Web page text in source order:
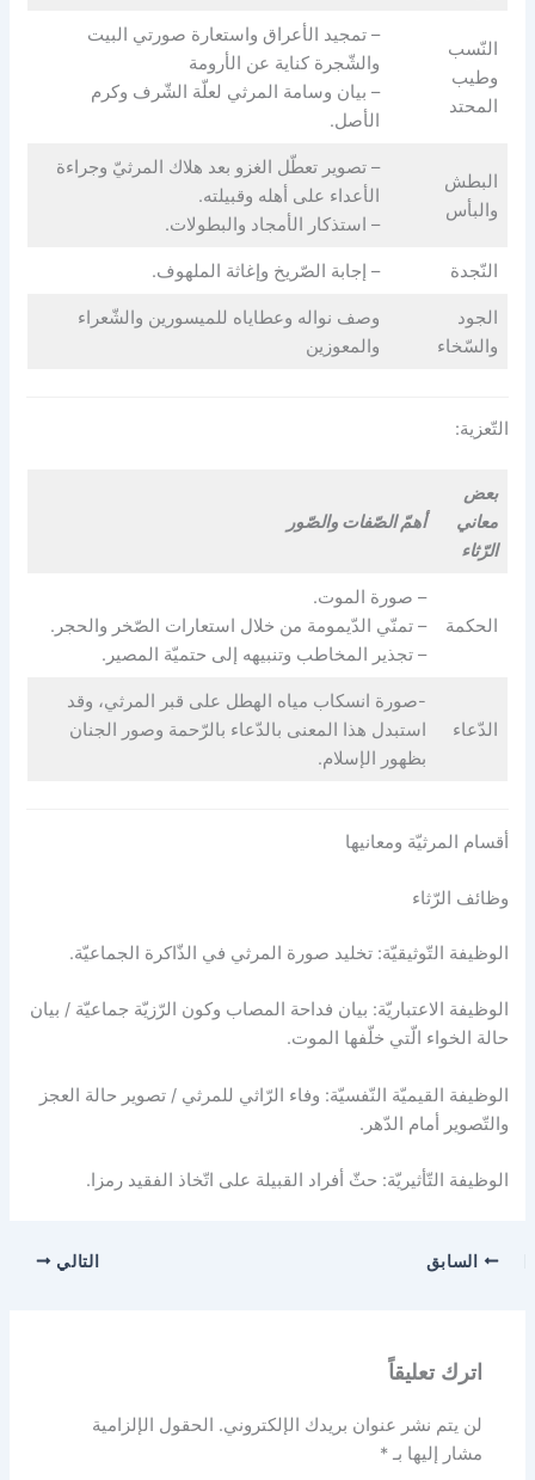
النّسب
وطيب
المحتد
– تمجيد الأعراق واستعارة صورتي البيت
والشّجرة كناية عن الأرومة
– بيان وسامة المرثي لعلّة الشّرف وكرم
الأصل.
البطش
والبأس
– تصوير تعطّل الغزو بعد هلاك المرثيّ وجراءة
الأعداء على أهله وقبيلته.
– استذكار الأمجاد والبطولات.
النّجدة – إجابة الصّريخ وإغاثة الملهوف.
الجود
والسّخاء
وصف نواله وعطاياه للميسورين والشّعراء
والمعوزين
التّعزية:
بعض
معاني
الرّثاء
أهمّ الصّفات والصّور
الحكمة
– صورة الموت.
– تمنّي الدّيمومة من خلال استعارات الصّخر والحجر.
– تجذير المخاطب وتنبيهه إلى حتميّة المصير.
الدّعاء
-صورة انسكاب مياه الهطل على قبر المرثي، وقد
استبدل هذا المعنى بالدّعاء بالرّحمة وصور الجنان
بظهور الإسلام.
أقسام المرثيّة ومعانيها
وظائف الرّثاء
الوظيفة التّوثيقيّة: تخليد صورة المرثي في الذّاكرة الجماعيّة.
الوظيفة الاعتباريّة: بيان فداحة المصاب وكون الرّزيّة جماعيّة / بيان
حالة الخواء الّتي خلّفها الموت.
الوظيفة القيميّة النّفسيّة: وفاء الرّاثي للمرثي / تصوير حالة العجز
والتّصوير أمام الدّهر.
الوظيفة التّأثيريّة: حثّ أفراد القبيلة على اتّخاذ الفقيد رمزا.
السابق التالي
اترك تعليقاً
لن يتم نشر عنوان بريدك الإلكتروني.
الحقول الإلزامية
مشار إليها بـ*